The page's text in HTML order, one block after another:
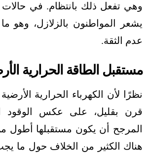
وهي تفعل ذلك بانتظام. في حالات
يشعر المواطنون بالزلازل، وهو
عدم الثقة.
مستقبل الطاقة الحرارية
نظرًا لأن الكهرباء الحرارية
قرن بقليل، على عكس الوقود
المرجح أن يكون مستقبلها أطول
هناك الكثير من الخلاف حول ما